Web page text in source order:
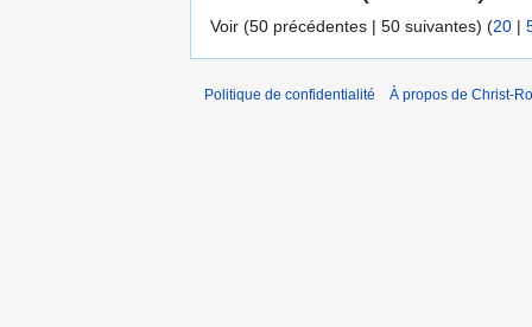
Voir (50 précédentes | 50 suivantes) (20 |
Politique de confidentialité À propos de Christ-